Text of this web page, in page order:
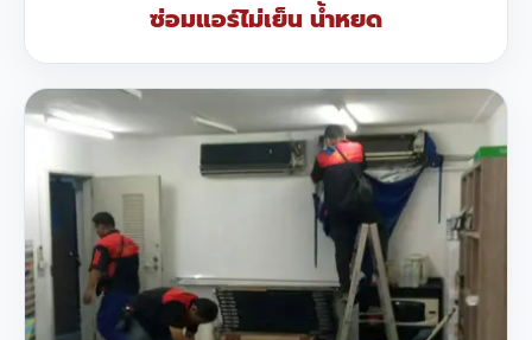
ซ่อมแอร์ไม่เย็น น้ำหยด